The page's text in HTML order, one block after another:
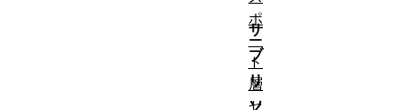
サ
ブ
リ
ソ
ポ
ー
ト
層
セ